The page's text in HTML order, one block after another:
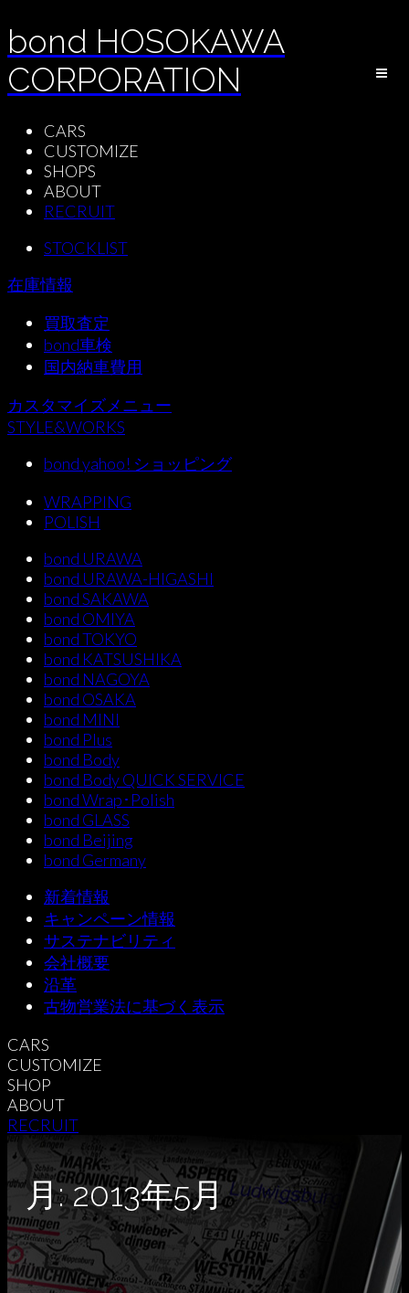
bond HOSOKAWA
CORPORATION
CARS
CUSTOMIZE
SHOPS
ABOUT
RECRUIT
STOCKLIST
在庫情報
買取査定
bond車検
国内納車費用
カスタマイズメニュー
STYLE&WORKS
bond yahoo! ショッピング
WRAPPING
POLISH
bond URAWA
bond URAWA-HIGASHI
bond SAKAWA
bond OMIYA
bond TOKYO
bond KATSUSHIKA
bond NAGOYA
bond OSAKA
bond MINI
bond Plus
bond Body
bond Body QUICK SERVICE
bond Wrap･Polish
bond GLASS
bond Beijing
bond Germany
新着情報
キャンペーン情報
サステナビリティ
会社概要
沿革
古物営業法に基づく表示
CARS
CUSTOMIZE
SHOP
ABOUT
RECRUIT
月:2013年5月